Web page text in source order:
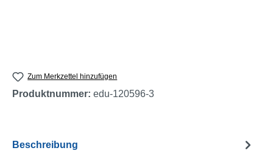
Zum Merkzettel hinzufügen
Produktnummer: edu-120596-3
Beschreibung